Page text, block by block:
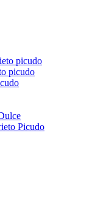
picudo
picudo
Picudo